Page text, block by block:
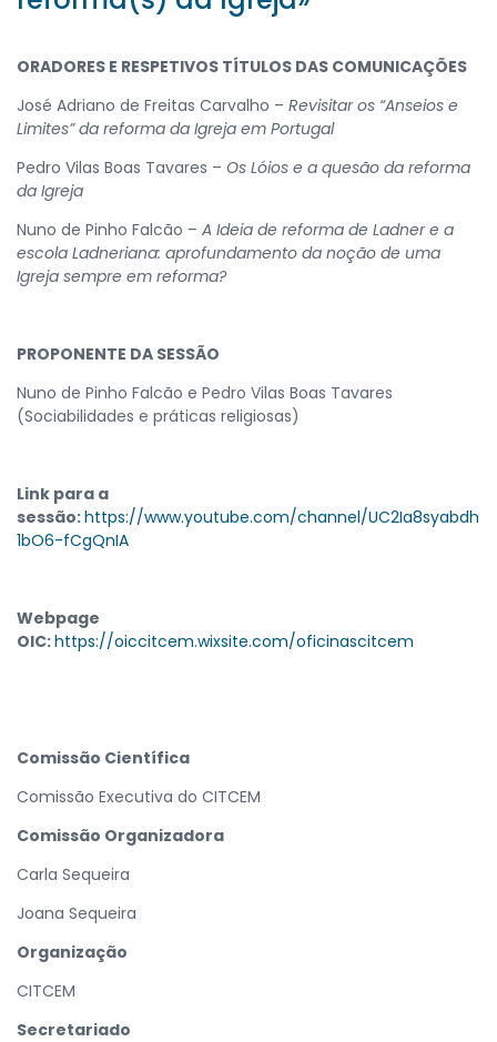
ORADORES E RESPETIVOS TÍTULOS DAS COMUNICAÇÕES
José Adriano de Freitas Carvalho – Revisitar os “Anseios e
Limites” da reforma da Igreja em Portugal
Pedro Vilas Boas Tavares – Os Lóios e a quesão da reforma
da Igreja
Nuno de Pinho Falcão – A Ideia de reforma de Ladner e a
escola Ladneriana: aprofundamento da noção de uma
Igreja sempre em reforma?
PROPONENTE DA SESSÃO
Nuno de Pinho Falcão e Pedro Vilas Boas Tavares
(Sociabilidades e práticas religiosas)
Link para a
sessão:https://www.youtube.com/channel/UC2Ia8syabdh
1bO6-fCgQnIA
Webpage
OIC:https://oiccitcem.wixsite.com/oficinascitcem
Comissão Científica
Comissão Executiva do CITCEM
Comissão Organizadora
Carla Sequeira
Joana Sequeira
Organização
CITCEM
Secretariado